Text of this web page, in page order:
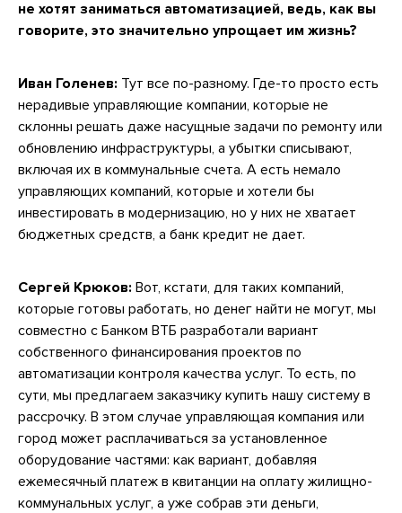
не хотят заниматься автоматизацией, ведь, как вы
говорите, это значительно упрощает им жизнь?
Иван Голенев: Тут все по-разному. Где-то просто есть
нерадивые управляющие компании, которые не
склонны решать даже насущные задачи по ремонту или
обновлению инфраструктуры, а убытки списывают,
включая их в коммунальные счета. А есть немало
управляющих компаний, которые и хотели бы
инвестировать в модернизацию, но у них не хватает
бюджетных средств, а банк кредит не дает.
Сергей Крюков: Вот, кстати, для таких компаний,
которые готовы работать, но денег найти не могут, мы
совместно с Банком ВТБ разработали вариант
собственного финансирования проектов по
автоматизации контроля качества услуг. То есть, по
сути, мы предлагаем заказчику купить нашу систему в
рассрочку. В этом случае управляющая компания или
город может расплачиваться за установленное
оборудование частями: как вариант, добавляя
ежемесячный платеж в квитанции на оплату жилищно-
коммунальных услуг, а уже собрав эти деньги,